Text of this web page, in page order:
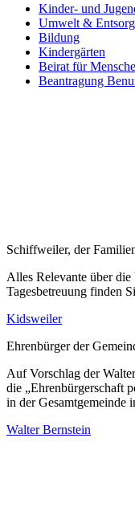
Kinder- und
Umwelt &
Bildung
Kindergärten
Beirat für
Beantragung
Schiffweiler, der
Alles Relevante über
Tagesbetreuung finden
Kidsweiler
Ehrenbürger der
Auf Vorschlag der
die „Ehrenbürgerschaft
in der Gesamtgemeinde
Walter Bernstein